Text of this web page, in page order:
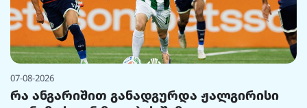
07-08-2026
რა ანგარიშით განადგურდა ჟალგირისი